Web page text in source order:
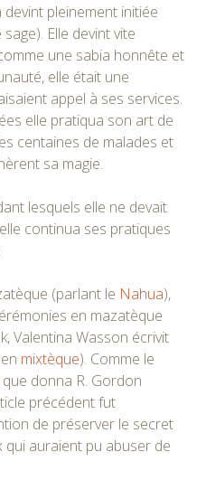
pleinement initiée
Elle devint vite
une sabia honnête et
elle était une
appel à ses services.
elle pratiqua son art de
centaines de malades et
sa magie.
lesquels elle ne devait
continua ses pratiques
(parlant le Nahua),
en mazatèque
Valentina Wasson écrivit
mixtèque). Comme le
donna R. Gordon
précédent fut
de préserver le secret
auraient pu abuser de